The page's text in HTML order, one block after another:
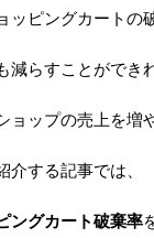
ッピングカートの
減らすことができ
ョップの売上を増
介する記事では、
ングカート破棄率